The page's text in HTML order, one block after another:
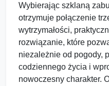
Wybierając szklaną
otrzymuje połączenie
wytrzymałości,
rozwiązanie, które
niezależnie od pogody,
codziennego życia i
nowoczesny charakter.